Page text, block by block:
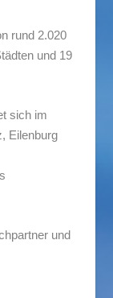
rund 2.020
und 19
sich im
Eilenburg
und